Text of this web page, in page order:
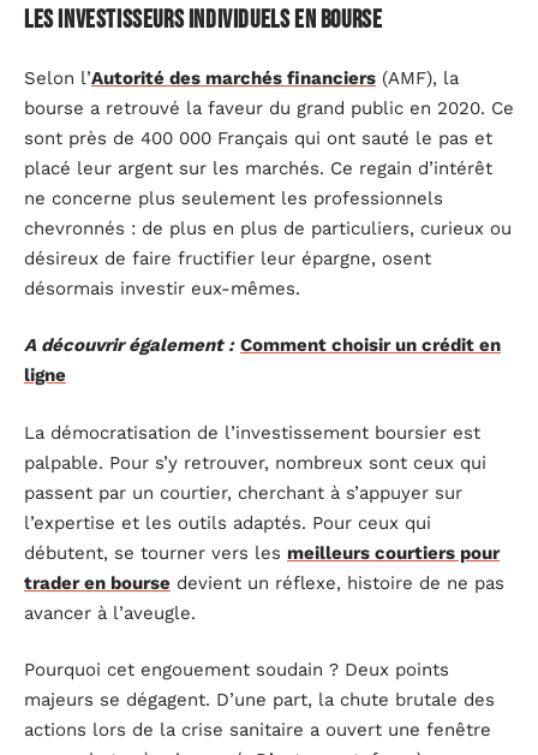
Les investisseurs individuels en bourse
Selon l’Autorité des marchés financiers (AMF), la
bourse a retrouvé la faveur du grand public en 2020. Ce
sont près de 400 000 Français qui ont sauté le pas et
placé leur argent sur les marchés. Ce regain d’intérêt
ne concerne plus seulement les professionnels
chevronnés : de plus en plus de particuliers, curieux ou
désireux de faire fructifier leur épargne, osent
désormais investir eux-mêmes.
A découvrir également : Comment choisir un crédit en
ligne
La démocratisation de l’investissement boursier est
palpable. Pour s’y retrouver, nombreux sont ceux qui
passent par un courtier, cherchant à s’appuyer sur
l’expertise et les outils adaptés. Pour ceux qui
débutent, se tourner vers les meilleurs courtiers pour
trader en bourse devient un réflexe, histoire de ne pas
avancer à l’aveugle.
Pourquoi cet engouement soudain ? Deux points
majeurs se dégagent. D’une part, la chute brutale des
actions lors de la crise sanitaire a ouvert une fenêtre